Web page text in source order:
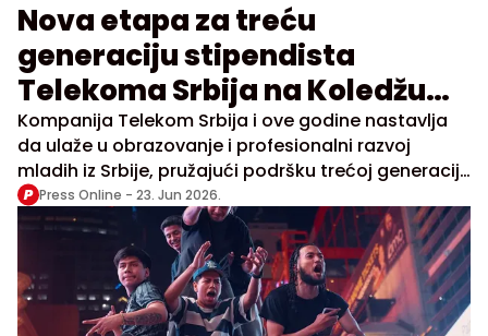
Nova etapa za treću
generaciju stipendista
Telekoma Srbija na Koledžu
Evrope
Kompanija Telekom Srbija i ove godine nastavlja
da ulaže u obrazovanje i profesionalni razvoj
mladih iz Srbije, pružajući podršku trećoj generaciji
stipendista Koledža Evrope. Zahvaljujući programu
stipendiranja, troje izabranih kandidata – Adrijana
Nikitović, Aleksandar Mihajlović i Dragan Purković –
nastaviće svoje postdiplomsko obrazovanje na
jednom od najuglednijih evropskih akademskih
instituta.
Press Online - 23. Jun 2026.